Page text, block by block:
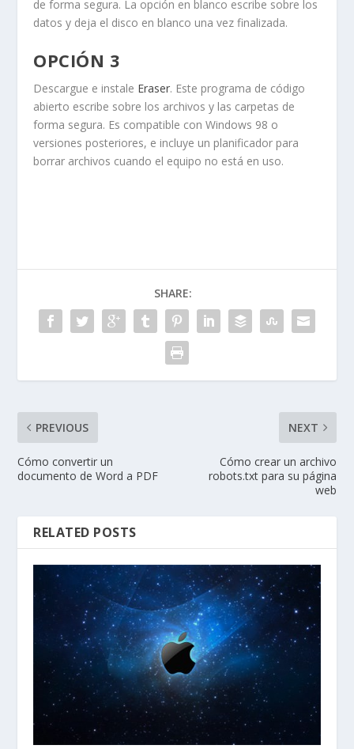
de forma segura. La opción en blanco escribe sobre los
datos y deja el disco en blanco una vez finalizada.
OPCIÓN 3
Descargue e instale Eraser. Este programa de código
abierto escribe sobre los archivos y las carpetas de
forma segura. Es compatible con Windows 98 o
versiones posteriores, e incluye un planificador para
borrar archivos cuando el equipo no está en uso.
SHARE:
PREVIOUS
Cómo convertir un
documento de Word a PDF
NEXT
Cómo crear un archivo
robots.txt para su página
web
RELATED POSTS